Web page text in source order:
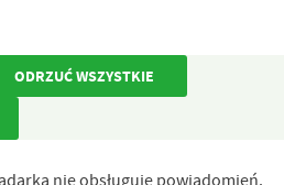
ODRZUĆ WSZYSTKIE